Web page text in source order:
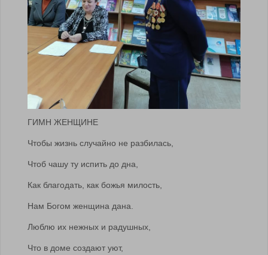
ГИМН ЖЕНЩИНЕ
Чтобы жизнь случайно не разбилась,
Чтоб чашу ту испить до дна,
Как благодать, как божья милость,
Нам Богом женщина дана.
Люблю их нежных и радушных,
Что в доме создают уют,